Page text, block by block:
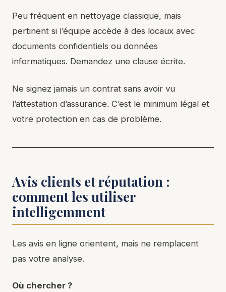
Peu fréquent en nettoyage classique, mais
pertinent si l’équipe accède à des locaux avec
documents confidentiels ou données
informatiques. Demandez une clause écrite.
Ne signez jamais un contrat sans avoir vu
l’attestation d’assurance. C’est le minimum légal et
votre protection en cas de problème.
Avis clients et réputation :
comment les utiliser
intelligemment
Les avis en ligne orientent, mais ne remplacent
pas votre analyse.
Où chercher ?